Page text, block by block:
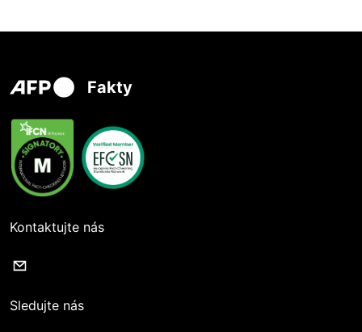
Fakty
Kontaktujte nás
Sledujte nás